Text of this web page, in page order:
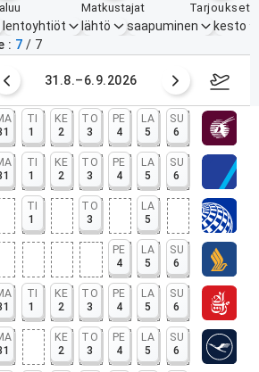
paluu matkustajat tarjoukset
ei mitään
lentoyhtiöt lähtö saapuminen
kesto
7 / 7
31.8.–6.9.2026
TI
1
KE
2
TO
3
PE
4
LA
5
SU
6
TI
1
KE
2
TO
3
PE
4
LA
5
SU
6
TI
1
TO
3
LA
5
PE
4
LA
5
SU
6
TI
1
KE
2
TO
3
PE
4
LA
5
SU
6
KE
2
TO
3
PE
4
LA
5
SU
6